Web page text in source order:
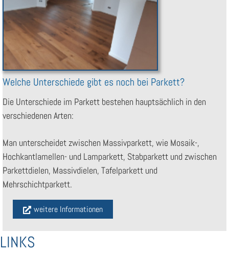
Welche Unterschiede gibt es noch bei Parkett?
Die Unterschiede im Parkett bestehen hauptsächlich in den
verschiedenen Arten:
Man unterscheidet zwischen Massivparkett, wie Mosaik-,
Hochkantlamellen- und Lamparkett, Stabparkett und zwischen
Parkettdielen, Massivdielen, Tafelparkett und
Mehrschichtparkett.
weitere Informationen
LINKS